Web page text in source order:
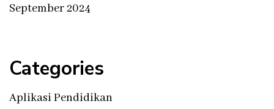
September 2024
Categories
Aplikasi Pendidikan